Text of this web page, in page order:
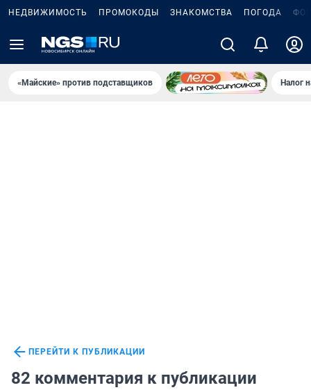
НЕДВИЖИМОСТЬ ПРОМОКОДЫ ЗНАКОМСТВА ПОГОДА
«Майские» против подставщиков Налог
ПЕРЕЙТИ К ПУБЛИКАЦИИ
82 комментария к публикации